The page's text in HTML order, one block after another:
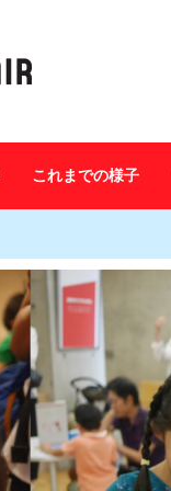
これまでの様子